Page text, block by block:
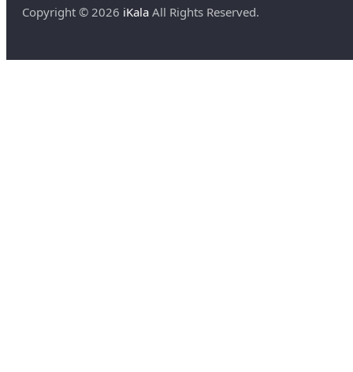
Copyright © 2026 iKala All Rights Reserved.